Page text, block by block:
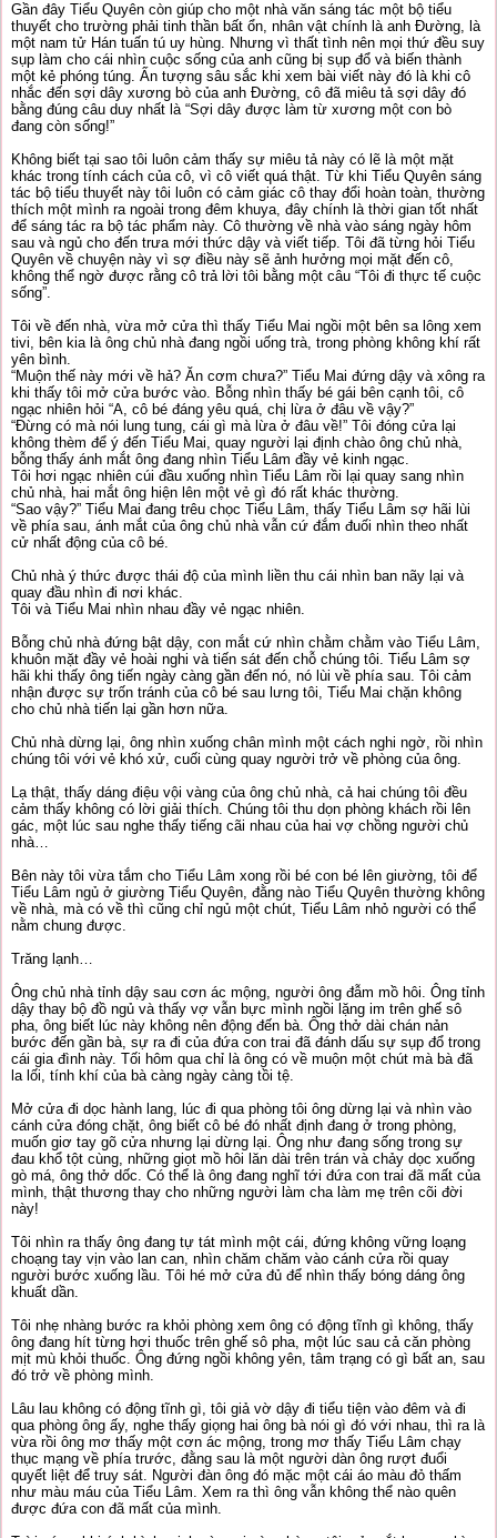
Gần đây Tiểu Quyên còn giúp cho một nhà văn sáng tác một bộ tiểu
thuyết cho trường phải tinh thần bất ổn, nhân vật chính là anh Đường, là
một nam tử Hán tuấn tú uy hùng. Nhưng vì thất tình nên mọi thứ đều suy
sụp làm cho cái nhìn cuộc sống của anh cũng bị sụp đổ và biến thành
một kẻ phóng túng. Ấn tượng sâu sắc khi xem bài viết này đó là khi cô
nhắc đến sợi dây xương bò của anh Đường, cô đã miêu tả sợi dây đó
bằng đúng câu duy nhất là “Sợi dây được làm từ xương một con bò
đang còn sống!”
Không biết tại sao tôi luôn cảm thấy sự miêu tả này có lẽ là một mặt
khác trong tính cách của cô, vì cô viết quá thật. Từ khi Tiểu Quyên sáng
tác bộ tiểu thuyết này tôi luôn có cảm giác cô thay đổi hoàn toàn, thường
thích một mình ra ngoài trong đêm khuya, đây chính là thời gian tốt nhất
để sáng tác ra bộ tác phẩm này. Cô thường về nhà vào sáng ngày hôm
sau và ngủ cho đến trưa mới thức dậy và viết tiếp. Tôi đã từng hỏi Tiểu
Quyên về chuyện này vì sợ điều này sẽ ảnh hưởng mọi mặt đến cô,
không thể ngờ được rằng cô trả lời tôi bằng một câu “Tôi đi thực tế cuộc
sống”.
Tôi về đến nhà, vừa mở cửa thì thấy Tiểu Mai ngồi một bên sa lông xem
tivi, bên kia là ông chủ nhà đang ngồi uống trà, trong phòng không khí rất
yên bình.
“Muộn thế này mới về hả? Ăn cơm chưa?” Tiểu Mai đứng dậy và xông ra
khi thấy tôi mở cửa bước vào. Bỗng nhìn thấy bé gái bên cạnh tôi, cô
ngạc nhiên hỏi “A, cô bé đáng yêu quá, chị lừa ở đâu về vậy?”
“Đừng có mà nói lung tung, cái gì mà lừa ở đâu về!” Tôi đóng cửa lại
không thèm để ý đến Tiểu Mai, quay người lại định chào ông chủ nhà,
bỗng thấy ánh mắt ông đang nhìn Tiểu Lâm đầy vẻ kinh ngạc.
Tôi hơi ngạc nhiên cúi đầu xuống nhìn Tiểu Lâm rồi lại quay sang nhìn
chủ nhà, hai mắt ông hiện lên một vẻ gì đó rất khác thường.
“Sao vậy?” Tiểu Mai đang trêu chọc Tiểu Lâm, thấy Tiểu Lâm sợ hãi lùi
về phía sau, ánh mắt của ông chủ nhà vẫn cứ đắm đuối nhìn theo nhất
cử nhất động của cô bé.
Chủ nhà ý thức được thái độ của mình liền thu cái nhìn ban nãy lại và
quay đầu nhìn đi nơi khác.
Tôi và Tiểu Mai nhìn nhau đầy vẻ ngạc nhiên.
Bỗng chủ nhà đứng bật dậy, con mắt cứ nhìn chằm chằm vào Tiểu Lâm,
khuôn mặt đầy vẻ hoài nghi và tiến sát đến chỗ chúng tôi. Tiểu Lâm sợ
hãi khi thấy ông tiến ngày càng gần đến nó, nó lùi về phía sau. Tôi cảm
nhận được sự trốn tránh của cô bé sau lưng tôi, Tiểu Mai chặn không
cho chủ nhà tiến lại gần hơn nữa.
Chủ nhà dừng lại, ông nhìn xuống chân mình một cách nghi ngờ, rồi nhìn
chúng tôi với vẻ khó xử, cuối cùng quay người trở về phòng của ông.
Lạ thật, thấy dáng điệu vội vàng của ông chủ nhà, cả hai chúng tôi đều
cảm thấy không có lời giải thích. Chúng tôi thu dọn phòng khách rồi lên
gác, một lúc sau nghe thấy tiếng cãi nhau của hai vợ chồng người chủ
nhà…
Bên này tôi vừa tắm cho Tiểu Lâm xong rồi bé con bé lên giường, tôi để
Tiểu Lâm ngủ ở giường Tiểu Quyên, đằng nào Tiểu Quyên thường không
về nhà, mà có về thì cũng chỉ ngủ một chút, Tiểu Lâm nhỏ người có thể
nằm chung được.
Trăng lạnh…
Ông chủ nhà tỉnh dậy sau cơn ác mộng, người ông đẫm mồ hôi. Ông tỉnh
dậy thay bộ đồ ngủ và thấy vợ vẫn bực mình ngồi lặng im trên ghế sô
pha, ông biết lúc này không nên động đến bà. Ông thở dài chán nản
bước đến gần bà, sự ra đi của đứa con trai đã đánh dấu sự sụp đổ trong
cái gia đình này. Tối hôm qua chỉ là ông có về muộn một chút mà bà đã
la lối, tính khí của bà càng ngày càng tồi tệ.
Mở cửa đi dọc hành lang, lúc đi qua phòng tôi ông dừng lại và nhìn vào
cánh cửa đóng chặt, ông biết cô bé đó nhất định đang ở trong phòng,
muốn giơ tay gõ cửa nhưng lại dừng lại. Ông như đang sống trong sự
đau khổ tột cùng, những giọt mồ hôi lăn dài trên trán và chảy dọc xuống
gò má, ông thở dốc. Có thể là ông đang nghĩ tới đứa con trai đã mất của
mình, thật thương thay cho những người làm cha làm mẹ trên cõi đời
này!
Tôi nhìn ra thấy ông đang tự tát mình một cái, đứng không vững loạng
choạng tay vịn vào lan can, nhìn chăm chăm vào cánh cửa rồi quay
người bước xuống lầu. Tôi hé mở cửa đủ để nhìn thấy bóng dáng ông
khuất dần.
Tôi nhẹ nhàng bước ra khỏi phòng xem ông có động tĩnh gì không, thấy
ông đang hít từng hơi thuốc trên ghế sô pha, một lúc sau cả căn phòng
mịt mù khỏi thuốc. Ông đứng ngồi không yên, tâm trạng có gì bất an, sau
đó trở về phòng mình.
Lâu lau không có động tĩnh gì, tôi giả vờ dậy đi tiểu tiện vào đêm và đi
qua phòng ông ấy, nghe thấy giọng hai ông bà nói gì đó với nhau, thì ra là
vừa rồi ông mơ thấy một cơn ác mộng, trong mơ thấy Tiểu Lâm chạy
thục mạng về phía trước, đằng sau là một người dàn ông rượt đuổi
quyết liệt để truy sát. Người đàn ông đó mặc một cái áo màu đỏ thấm
như màu máu của Tiểu Lâm. Xem ra thì ông vẫn không thể nào quên
được đứa con đã mất của mình.